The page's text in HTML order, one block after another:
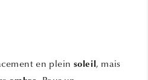
en plein soleil, mais